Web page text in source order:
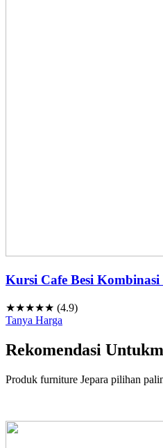
Kursi Cafe Besi Kombinasi
★★★★★ (4.9)
Tanya Harga
Rekomendasi
Produk furniture Jepara pilihan